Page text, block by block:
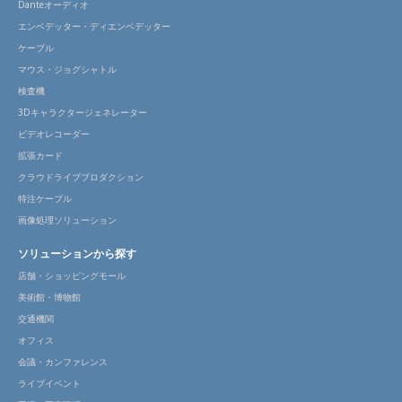
Danteオーディオ
エンベデッター・ディエンベデッター
ケーブル
マウス・ジョグシャトル
検査機
3Dキャラクタージェネレーター
ビデオレコーダー
拡張カード
クラウドライブプロダクション
特注ケーブル
画像処理ソリューション
ソリューションから探す
店舗・ショッピングモール
美術館・博物館
交通機関
オフィス
会議・カンファレンス
ライブイベント